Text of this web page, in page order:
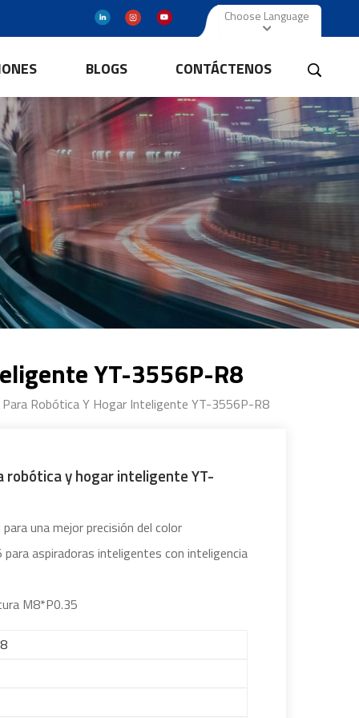
Choose Language
BLOGS CONTÁCTENOS
YT-3556P-R8
Robótica Y Hogar Inteligente YT-3556P-R8
y hogar inteligente YT-
una mejor precisión del color
aspiradoras inteligentes con inteligencia
M8*P0.35